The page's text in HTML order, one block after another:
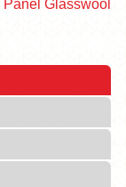
Panel Glasswool